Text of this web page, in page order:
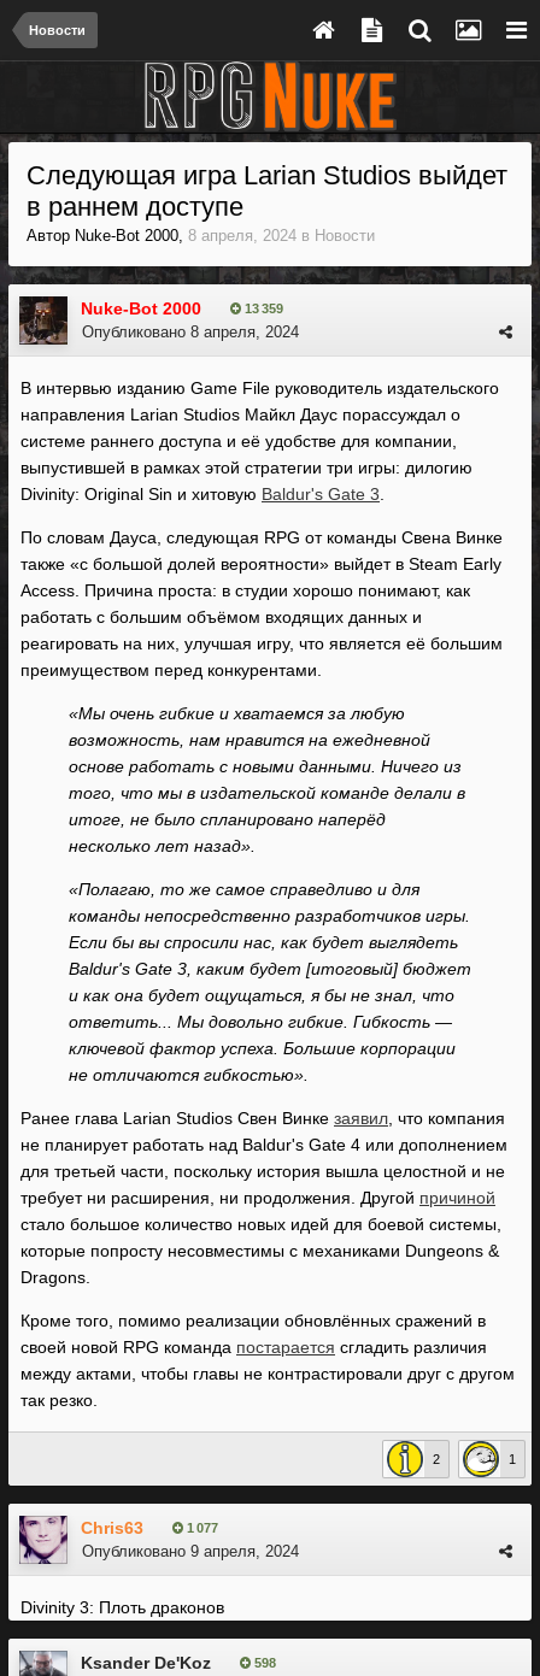
Новости
Следующая игра Larian Studios выйдет
в раннем доступе
Автор Nuke-Bot 2000, 8 апреля, 2024 в Новости
Nuke-Bot 2000 13 359
Опубликовано 8 апреля, 2024
В интервью изданию Game File руководитель издательского
направления Larian Studios Майкл Даус порассуждал о
системе раннего доступа и её удобстве для компании,
выпустившей в рамках этой стратегии три игры: дилогию
Divinity: Original Sin и хитовую Baldur's Gate 3
По словам Дауса, следующая RPG от команды Свена Винке
также «с большой долей вероятности» выйдет в Steam Early
Access. Причина проста: в студии хорошо понимают, как
работать с большим объёмом входящих данных и
реагировать на них, улучшая игру, что является её большим
преимуществом перед конкурентами.
«Мы очень гибкие и хватаемся за любую
возможность, нам нравится на ежедневной
основе работать с новыми данными. Ничего из
того, что мы в издательской команде делали в
итоге, не было спланировано наперёд
несколько лет назад».
«Полагаю, то же самое справедливо и для
команды непосредственно разработчиков игры.
Если бы вы спросили нас, как будет выглядеть
Baldur's Gate 3, каким будет [итоговый] бюджет
и как она будет ощущаться, я бы не знал, что
ответить... Мы довольно гибкие. Гибкость —
ключевой фактор успеха. Большие корпорации
не отличаются гибкостью».
Ранее глава Larian Studios Свен Винке заявил , что компания
не планирует работать над Baldur's Gate 4 или дополнением
для третьей части, поскольку история вышла целостной и не
требует ни расширения, ни продолжения. Другой причиной
стало большое количество новых идей для боевой системы,
которые попросту несовместимы с механиками Dungeons &
Dragons.
Кроме того, помимо реализации обновлённых сражений в
своей новой RPG команда постарается сгладить различия
между актами, чтобы главы не контрастировали друг с другом
так резко.
2 1
Chris63 1 077
Опубликовано 9 апреля, 2024
Divinity 3: Плоть драконов
Ksander De'Koz 598